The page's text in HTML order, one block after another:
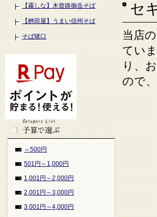
【霧しな】木曾路御岳そば
【桝田屋】うまい信州そば
そば猪口
～500円
501円～1,000円
1,001円～2,000円
2,001円～3,000円
3,001円～4,000円
セ
当店
てい
り、
ので